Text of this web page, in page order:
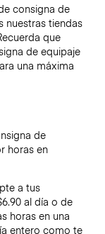
consigna de
nuestras tiendas
que
de equipaje
una máxima
de
horas en
a tus
al día o de
horas en una
entero como te